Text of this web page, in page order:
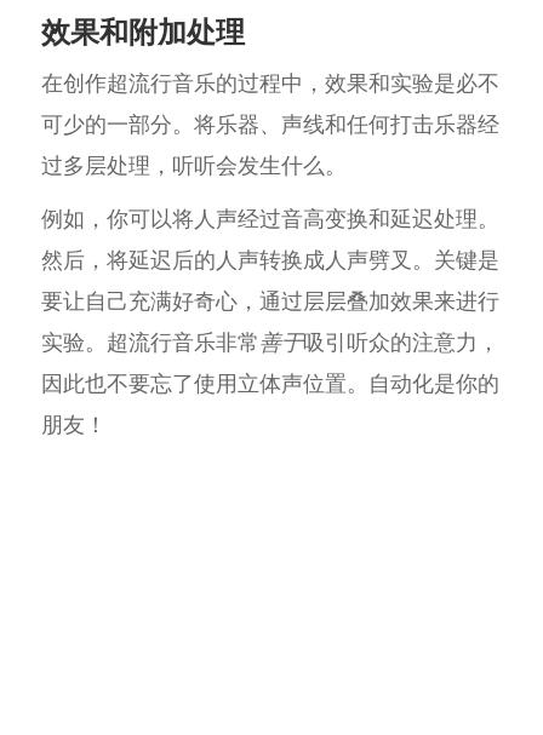
效果和附加处理
在创作超流行音乐的过程中，效果和实验是必不
可少的一部分。将乐器、声线和任何打击乐器经
过多层处理，听听会发生什么。
例如，你可以将人声经过音高变换和延迟处理。
然后，将延迟后的人声转换成人声劈叉。关键是
要让自己充满好奇心，通过层层叠加效果来进行
实验。超流行音乐非常善于吸引听众的注意力，
因此也不要忘了使用立体声位置。自动化是你的
朋友！